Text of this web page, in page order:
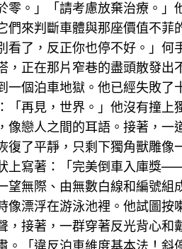
。」「請考慮放棄治療。」
來判斷車體與那座價值不菲
看了，反正你也停不好。」何
正在那片窄巷的盡頭散發出
個泊車地獄。他已經失敗了
再見，世界。」他沒有撞上
戀人之間的耳語。接著，一
了平靜，只剩下獨角獸雕像
上寫著：「完美倒車入庫獎
無際、由無數白線和編號組
漂浮在游泳池裡。他試圖按
接著，一群穿著反光背心和
「違反泊車維度基本法！斜